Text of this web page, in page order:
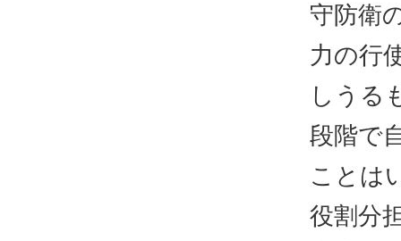
守防衛
力の行
しうる
段階で
ことは
役割分